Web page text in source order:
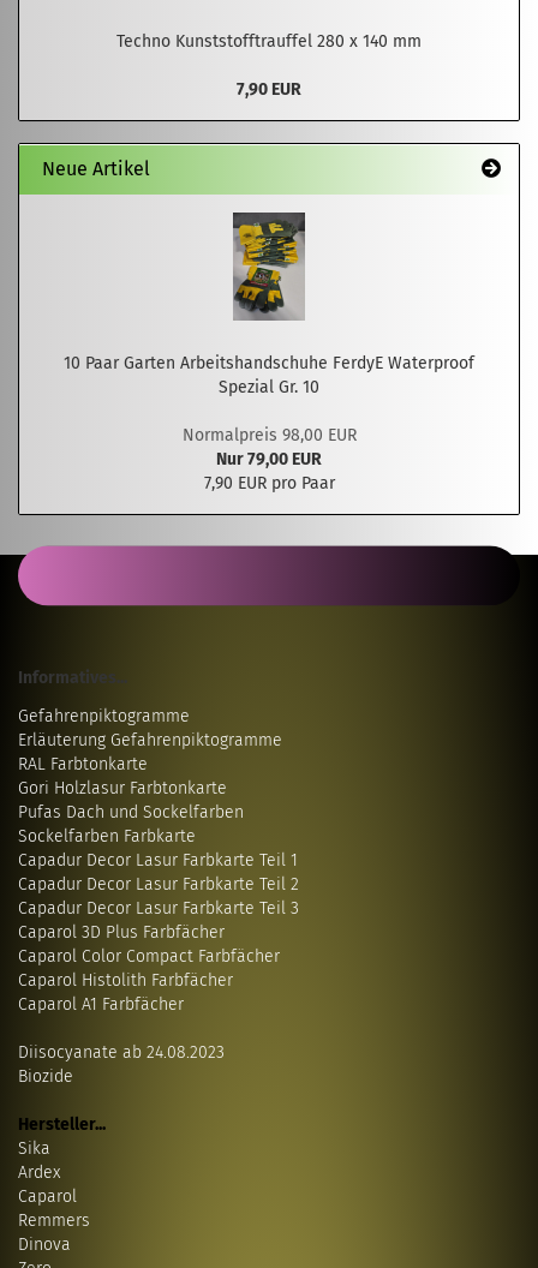
Techno Kunststofftrauffel 280 x 140 mm
7,90 EUR
Neue Artikel
10 Paar Garten Arbeitshandschuhe FerdyE Waterproof
Spezial Gr. 10
Normalpreis 98,00 EUR
Nur 79,00 EUR
7,90 EUR pro Paar
Informatives...
Gefahrenpiktogramme
Erläuterung Gefahrenpiktogramme
RAL Farbtonkarte
Gori Holzlasur Farbtonkarte
Pufas Dach und Sockelfarben
Sockelfarben Farbkarte
Capadur Decor Lasur Farbkarte Teil 1
Capadur Decor Lasur Farbkarte Teil 2
Capadur Decor Lasur Farbkarte Teil 3
Caparol 3D Plus Farbfächer
Caparol Color Compact Farbfächer
Caparol Histolith Farbfächer
Caparol A1 Farbfächer
Diisocyanate ab 24.08.2023
Biozide
Hersteller...
Sika
Ardex
Caparol
Remmers
Dinova